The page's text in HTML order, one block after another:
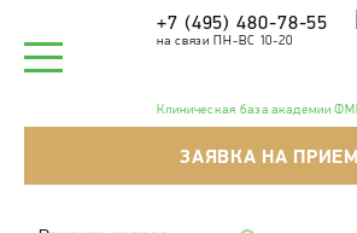
+7 (495) 480-78-55
на связи ПН-ВС 10-20
Клиническая база академии
ЗАЯВКА НА ПРИЕМ